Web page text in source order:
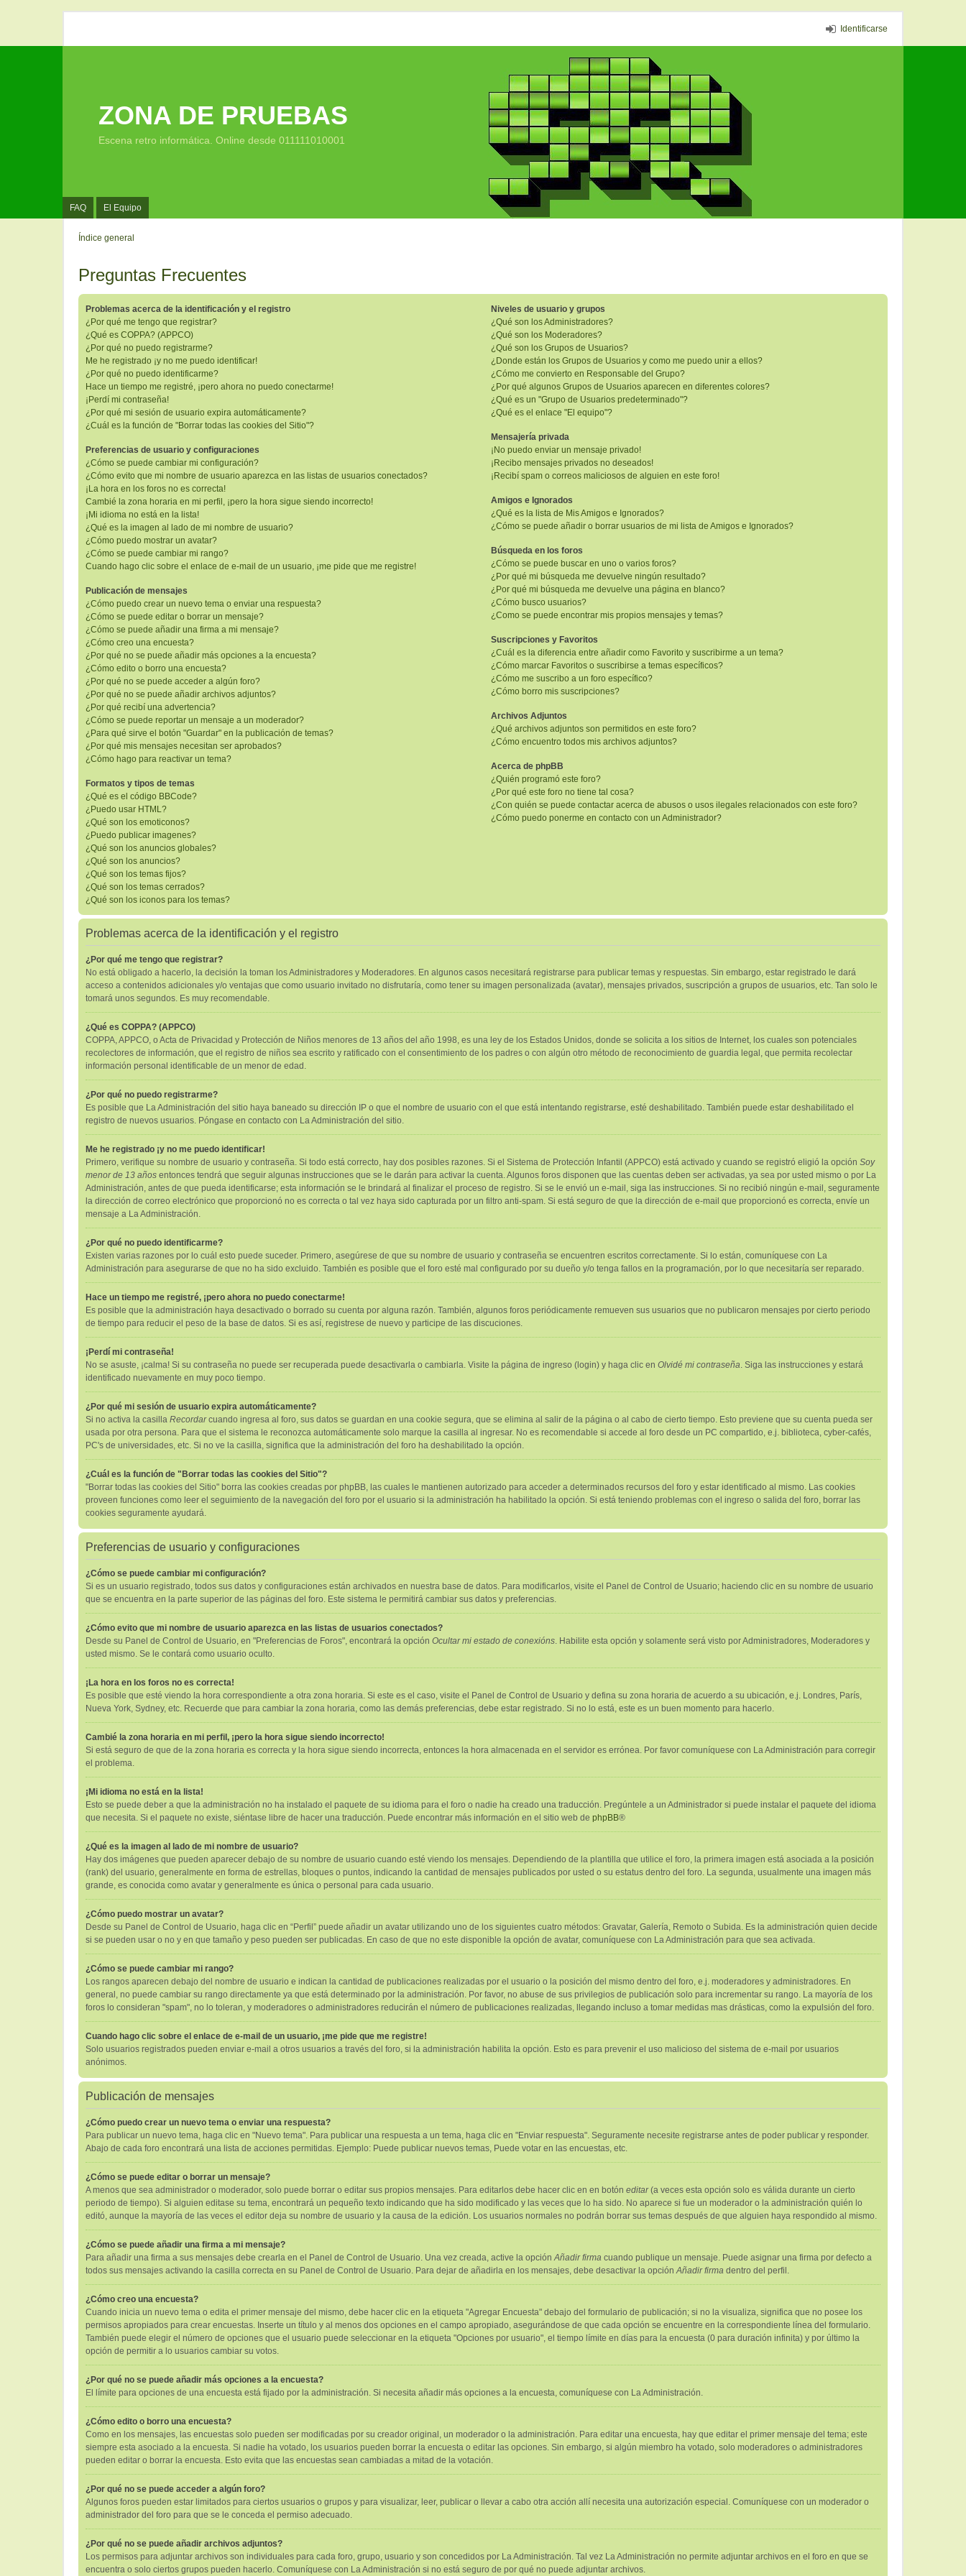
Identificarse
FAQ El Equipo
ZONA DE PRUEBAS
Escena retro informática. Online desde 011111010001
Índice general
Preguntas Frecuentes
Problemas acerca de la identificación y el registro
¿Por qué me tengo que registrar?
¿Qué es COPPA? (APPCO)
¿Por qué no puedo registrarme?
Me he registrado ¡y no me puedo identificar!
¿Por qué no puedo identificarme?
Hace un tiempo me registré, ¡pero ahora no puedo conectarme!
¡Perdí mi contraseña!
¿Por qué mi sesión de usuario expira automáticamente?
¿Cuál es la función de "Borrar todas las cookies del Sitio"?
Preferencias de usuario y configuraciones
¿Cómo se puede cambiar mi configuración?
¿Cómo evito que mi nombre de usuario aparezca en las listas de usuarios conectados?
¡La hora en los foros no es correcta!
Cambié la zona horaria en mi perfil, ¡pero la hora sigue siendo incorrecto!
¡Mi idioma no está en la lista!
¿Qué es la imagen al lado de mi nombre de usuario?
¿Cómo puedo mostrar un avatar?
¿Cómo se puede cambiar mi rango?
Cuando hago clic sobre el enlace de e-mail de un usuario, ¡me pide que me registre!
Publicación de mensajes
¿Cómo puedo crear un nuevo tema o enviar una respuesta?
¿Cómo se puede editar o borrar un mensaje?
¿Cómo se puede añadir una firma a mi mensaje?
¿Cómo creo una encuesta?
¿Por qué no se puede añadir más opciones a la encuesta?
¿Cómo edito o borro una encuesta?
¿Por qué no se puede acceder a algún foro?
¿Por qué no se puede añadir archivos adjuntos?
¿Por qué recibí una advertencia?
¿Cómo se puede reportar un mensaje a un moderador?
¿Para qué sirve el botón "Guardar" en la publicación de temas?
¿Por qué mis mensajes necesitan ser aprobados?
¿Cómo hago para reactivar un tema?
Formatos y tipos de temas
¿Qué es el código BBCode?
¿Puedo usar HTML?
¿Qué son los emoticonos?
¿Puedo publicar imagenes?
¿Qué son los anuncios globales?
¿Qué son los anuncios?
¿Qué son los temas fijos?
¿Qué son los temas cerrados?
¿Qué son los iconos para los temas?
Niveles de usuario y grupos
¿Qué son los Administradores?
¿Qué son los Moderadores?
¿Qué son los Grupos de Usuarios?
¿Donde están los Grupos de Usuarios y como me puedo unir a ellos?
¿Cómo me convierto en Responsable del Grupo?
¿Por qué algunos Grupos de Usuarios aparecen en diferentes colores?
¿Qué es un "Grupo de Usuarios predeterminado"?
¿Qué es el enlace "El equipo"?
Mensajería privada
¡No puedo enviar un mensaje privado!
¡Recibo mensajes privados no deseados!
¡Recibí spam o correos maliciosos de alguien en este foro!
Amigos e Ignorados
¿Qué es la lista de Mis Amigos e Ignorados?
¿Cómo se puede añadir o borrar usuarios de mi lista de Amigos e Ignorados?
Búsqueda en los foros
¿Cómo se puede buscar en uno o varios foros?
¿Por qué mi búsqueda me devuelve ningún resultado?
¿Por qué mi búsqueda me devuelve una página en blanco?
¿Cómo busco usuarios?
¿Como se puede encontrar mis propios mensajes y temas?
Suscripciones y Favoritos
¿Cuál es la diferencia entre añadir como Favorito y suscribirme a un tema?
¿Cómo marcar Favoritos o suscribirse a temas específicos?
¿Cómo me suscribo a un foro específico?
¿Cómo borro mis suscripciones?
Archivos Adjuntos
¿Qué archivos adjuntos son permitidos en este foro?
¿Cómo encuentro todos mis archivos adjuntos?
Acerca de phpBB
¿Quién programó este foro?
¿Por qué este foro no tiene tal cosa?
¿Con quién se puede contactar acerca de abusos o usos ilegales relacionados con este foro?
¿Cómo puedo ponerme en contacto con un Administrador?
Problemas acerca de la identificación y el registro
¿Por qué me tengo que registrar?
No está obligado a hacerlo, la decisión la toman los Administradores y Moderadores. En algunos casos necesitará registrarse para publicar temas y respuestas. Sin embargo, estar registrado le dará
acceso a contenidos adicionales y/o ventajas que como usuario invitado no disfrutaría, como tener su imagen personalizada (avatar), mensajes privados, suscripción a grupos de usuarios, etc. Tan solo le
tomará unos segundos. Es muy recomendable.
¿Qué es COPPA? (APPCO)
COPPA, APPCO, o Acta de Privacidad y Protección de Niños menores de 13 años del año 1998, es una ley de los Estados Unidos, donde se solicita a los sitios de Internet, los cuales son potenciales
recolectores de información, que el registro de niños sea escrito y ratificado con el consentimiento de los padres o con algún otro método de reconocimiento de guardia legal, que permita recolectar
información personal identificable de un menor de edad.
¿Por qué no puedo registrarme?
Es posible que La Administración del sitio haya baneado su dirección IP o que el nombre de usuario con el que está intentando registrarse, esté deshabilitado. También puede estar deshabilitado el
registro de nuevos usuarios. Póngase en contacto con La Administración del sitio.
Me he registrado ¡y no me puedo identificar!
Primero, verifique su nombre de usuario y contraseña. Si todo está correcto, hay dos posibles razones. Si el Sistema de Protección Infantil (APPCO) está activado y cuando se registró eligió la opción Soy
menor de 13 años entonces tendrá que seguir algunas instrucciones que se le darán para activar la cuenta. Algunos foros disponen que las cuentas deben ser activadas, ya sea por usted mismo o por La
Administración, antes de que pueda identificarse; esta información se le brindará al finalizar el proceso de registro. Si se le envió un e-mail, siga las instrucciones. Si no recibió ningún e-mail, seguramente
la dirección de correo electrónico que proporcionó no es correcta o tal vez haya sido capturada por un filtro anti-spam. Si está seguro de que la dirección de e-mail que proporcionó es correcta, envíe un
mensaje a La Administración.
¿Por qué no puedo identificarme?
Existen varias razones por lo cuál esto puede suceder. Primero, asegúrese de que su nombre de usuario y contraseña se encuentren escritos correctamente. Si lo están, comuníquese con La
Administración para asegurarse de que no ha sido excluido. También es posible que el foro esté mal configurado por su dueño y/o tenga fallos en la programación, por lo que necesitaría ser reparado.
Hace un tiempo me registré, ¡pero ahora no puedo conectarme!
Es posible que la administración haya desactivado o borrado su cuenta por alguna razón. También, algunos foros periódicamente remueven sus usuarios que no publicaron mensajes por cierto periodo
de tiempo para reducir el peso de la base de datos. Si es así, registrese de nuevo y participe de las discuciones.
¡Perdí mi contraseña!
No se asuste, ¡calma! Si su contraseña no puede ser recuperada puede desactivarla o cambiarla. Visite la página de ingreso (login) y haga clic en Olvidé mi contraseña. Siga las instrucciones y estará
identificado nuevamente en muy poco tiempo.
¿Por qué mi sesión de usuario expira automáticamente?
Si no activa la casilla Recordarcuando ingresa al foro, sus datos se guardan en una cookie segura, que se elimina al salir de la página o al cabo de cierto tiempo. Esto previene que su cuenta pueda ser
usada por otra persona. Para que el sistema le reconozca automáticamente solo marque la casilla al ingresar. No es recomendable si accede al foro desde un PC compartido, e.j. biblioteca, cyber-cafés,
PC's de universidades, etc. Si no ve la casilla, significa que la administración del foro ha deshabilitado la opción.
¿Cuál es la función de "Borrar todas las cookies del Sitio"?
"Borrar todas las cookies del Sitio" borra las cookies creadas por phpBB, las cuales le mantienen autorizado para acceder a determinados recursos del foro y estar identificado al mismo. Las cookies
proveen funciones como leer el seguimiento de la navegación del foro por el usuario si la administración ha habilitado la opción. Si está teniendo problemas con el ingreso o salida del foro, borrar las
cookies seguramente ayudará.
Preferencias de usuario y configuraciones
¿Cómo se puede cambiar mi configuración?
Si es un usuario registrado, todos sus datos y configuraciones están archivados en nuestra base de datos. Para modificarlos, visite el Panel de Control de Usuario; haciendo clic en su nombre de usuario
que se encuentra en la parte superior de las páginas del foro. Este sistema le permitirá cambiar sus datos y preferencias.
¿Cómo evito que mi nombre de usuario aparezca en las listas de usuarios conectados?
Desde su Panel de Control de Usuario, en "Preferencias de Foros", encontrará la opción Ocultar mi estado de conexións. Habilite esta opción y solamente será visto por Administradores, Moderadores y
usted mismo. Se le contará como usuario oculto.
¡La hora en los foros no es correcta!
Es posible que esté viendo la hora correspondiente a otra zona horaria. Si este es el caso, visite el Panel de Control de Usuario y defina su zona horaria de acuerdo a su ubicación, e.j. Londres, París,
Nueva York, Sydney, etc. Recuerde que para cambiar la zona horaria, como las demás preferencias, debe estar registrado. Si no lo está, este es un buen momento para hacerlo.
Cambié la zona horaria en mi perfil, ¡pero la hora sigue siendo incorrecto!
Si está seguro de que de la zona horaria es correcta y la hora sigue siendo incorrecta, entonces la hora almacenada en el servidor es errónea. Por favor comuníquese con La Administración para corregir
el problema.
¡Mi idioma no está en la lista!
Esto se puede deber a que la administración no ha instalado el paquete de su idioma para el foro o nadie ha creado una traducción. Pregúntele a un Administrador si puede instalar el paquete del idioma
que necesita. Si el paquete no existe, siéntase libre de hacer una traducción. Puede encontrar más información en el sitio web de phpBB®
¿Qué es la imagen al lado de mi nombre de usuario?
Hay dos imágenes que pueden aparecer debajo de su nombre de usuario cuando esté viendo los mensajes. Dependiendo de la plantilla que utilice el foro, la primera imagen está asociada a la posición
(rank) del usuario, generalmente en forma de estrellas, bloques o puntos, indicando la cantidad de mensajes publicados por usted o su estatus dentro del foro. La segunda, usualmente una imagen más
grande, es conocida como avatar y generalmente es única o personal para cada usuario.
¿Cómo puedo mostrar un avatar?
Desde su Panel de Control de Usuario, haga clic en “Perfil” puede añadir un avatar utilizando uno de los siguientes cuatro métodos: Gravatar, Galería, Remoto o Subida. Es la administración quien decide
si se pueden usar o no y en que tamaño y peso pueden ser publicadas. En caso de que no este disponible la opción de avatar, comuníquese con La Administración para que sea activada.
¿Cómo se puede cambiar mi rango?
Los rangos aparecen debajo del nombre de usuario e indican la cantidad de publicaciones realizadas por el usuario o la posición del mismo dentro del foro, e.j. moderadores y administradores. En
general, no puede cambiar su rango directamente ya que está determinado por la administración. Por favor, no abuse de sus privilegios de publicación solo para incrementar su rango. La mayoría de los
foros lo consideran "spam", no lo toleran, y moderadores o administradores reducirán el número de publicaciones realizadas, llegando incluso a tomar medidas mas drásticas, como la expulsión del foro.
Cuando hago clic sobre el enlace de e-mail de un usuario, ¡me pide que me registre!
Solo usuarios registrados pueden enviar e-mail a otros usuarios a través del foro, si la administración habilita la opción. Esto es para prevenir el uso malicioso del sistema de e-mail por usuarios
anónimos.
Publicación de mensajes
¿Cómo puedo crear un nuevo tema o enviar una respuesta?
Para publicar un nuevo tema, haga clic en "Nuevo tema". Para publicar una respuesta a un tema, haga clic en "Enviar respuesta". Seguramente necesite registrarse antes de poder publicar y responder.
Abajo de cada foro encontrará una lista de acciones permitidas. Ejemplo: Puede publicar nuevos temas, Puede votar en las encuestas, etc.
¿Cómo se puede editar o borrar un mensaje?
A menos que sea administrador o moderador, solo puede borrar o editar sus propios mensajes. Para editarlos debe hacer clic en en botón editar(a veces esta opción solo es válida durante un cierto
periodo de tiempo). Si alguien editase su tema, encontrará un pequeño texto indicando que ha sido modificado y las veces que lo ha sido. No aparece si fue un moderador o la administración quién lo
editó, aunque la mayoría de las veces el editor deja su nombre de usuario y la causa de la edición. Los usuarios normales no podrán borrar sus temas después de que alguien haya respondido al mismo.
¿Cómo se puede añadir una firma a mi mensaje?
Para añadir una firma a sus mensajes debe crearla en el Panel de Control de Usuario. Una vez creada, active la opciónAñadir firma cuando publique un mensaje. Puede asignar una firma por defecto a
todos sus mensajes activando la casilla correcta en su Panel de Control de Usuario. Para dejar de añadirla en los mensajes, debe desactivar la opciónAñadir firma dentro del perfil.
¿Cómo creo una encuesta?
Cuando inicia un nuevo tema o edita el primer mensaje del mismo, debe hacer clic en la etiqueta "Agregar Encuesta" debajo del formulario de publicación; si no la visualiza, significa que no posee los
permisos apropiados para crear encuestas. Inserte un título y al menos dos opciones en el campo apropiado, asegurándose de que cada opción se encuentre en la correspondiente línea del formulario.
También puede elegir el número de opciones que el usuario puede seleccionar en la etiqueta "Opciones por usuario", el tiempo límite en días para la encuesta (0 para duración infinita) y por último la
opción de permitir a lo usuarios cambiar su votos.
¿Por qué no se puede añadir más opciones a la encuesta?
El límite para opciones de una encuesta está fijado por la administración. Si necesita añadir más opciones a la encuesta, comuníquese con La Administración.
¿Cómo edito o borro una encuesta?
Como en los mensajes, las encuestas solo pueden ser modificadas por su creador original, un moderador o la administración. Para editar una encuesta, hay que editar el primer mensaje del tema; este
siempre esta asociado a la encuesta. Si nadie ha votado, los usuarios pueden borrar la encuesta o editar las opciones. Sin embargo, si algún miembro ha votado, solo moderadores o administradores
pueden editar o borrar la encuesta. Esto evita que las encuestas sean cambiadas a mitad de la votación.
¿Por qué no se puede acceder a algún foro?
Algunos foros pueden estar limitados para ciertos usuarios o grupos y para visualizar, leer, publicar o llevar a cabo otra acción allí necesita una autorización especial. Comuníquese con un moderador o
administrador del foro para que se le conceda el permiso adecuado.
¿Por qué no se puede añadir archivos adjuntos?
Los permisos para adjuntar archivos son individuales para cada foro, grupo, usuario y son concedidos por La Administración. Tal vez La Administración no permite adjuntar archivos en el foro en que se
encuentra o solo ciertos grupos pueden hacerlo. Comuníquese con La Administración si no está seguro de por qué no puede adjuntar archivos.